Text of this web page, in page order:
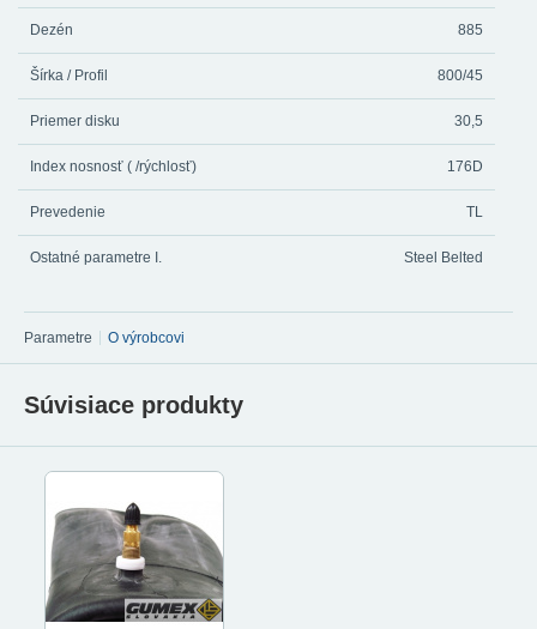
Dezén 885
Šírka / Profil 800/45
Priemer disku 30,5
Index nosnosť ( /rýchlosť) 176D
Prevedenie TL
Ostatné parametre I. Steel Belted
Parametre O výrobcovi
Súvisiace produkty